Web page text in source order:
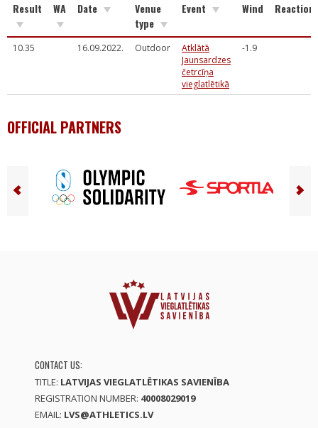
Result WA Date
Venue
type
Event Wind Reaction
10.35 16.09.2022. Outdoor
Atklātā
Jaunsardzes
četrcīņa
vieglatlētikā
-1.9
OFFICIAL PARTNERS
CONTACT US:
TITLE: LATVIJAS VIEGLATLĒTIKAS SAVIENĪBA
REGISTRATION NUMBER: 40008029019
EMAIL: LVS@ATHLETICS.LV